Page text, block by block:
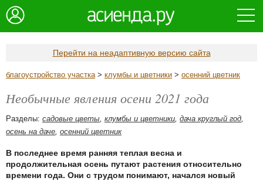
Перейти на неадаптивную версию сайта
благоустройство участка> клумбы и цветники > осенний цветник
Необычные явления осени 2021 года
Разделы: садовые цветы, клумбы и цветники, дача круглый год,
осень на даче, осенний цветник
В последнее время ранняя теплая весна и
продолжительная осень путают растения относительно
времени года. Они с трудом понимают, начался новый